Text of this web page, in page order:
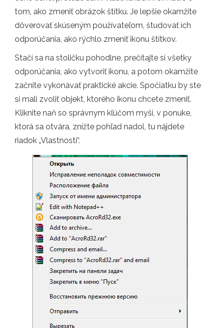
tom, ako zmeniť obrázok štítku. Je lepšie okamžite
dôverovať skúseným používateľom, študovať ich
odporúčania, ako rýchlo zmeniť ikonu štítkov.
Stačí sa na stoličku pohodlne, prečítajte si všetky
odporúčania, ako vytvoriť ikonu, a potom okamžite
začnite vykonávať praktické akcie. Spočiatku by ste
si mali zvoliť objekt, ktorého ikonu chcete zmeniť.
Kliknite naň so správnym kľúčom myši, v ponuke,
ktorá sa otvára, znížte pohľad nadol, tu nájdete
riadok „Vlastnosti“.